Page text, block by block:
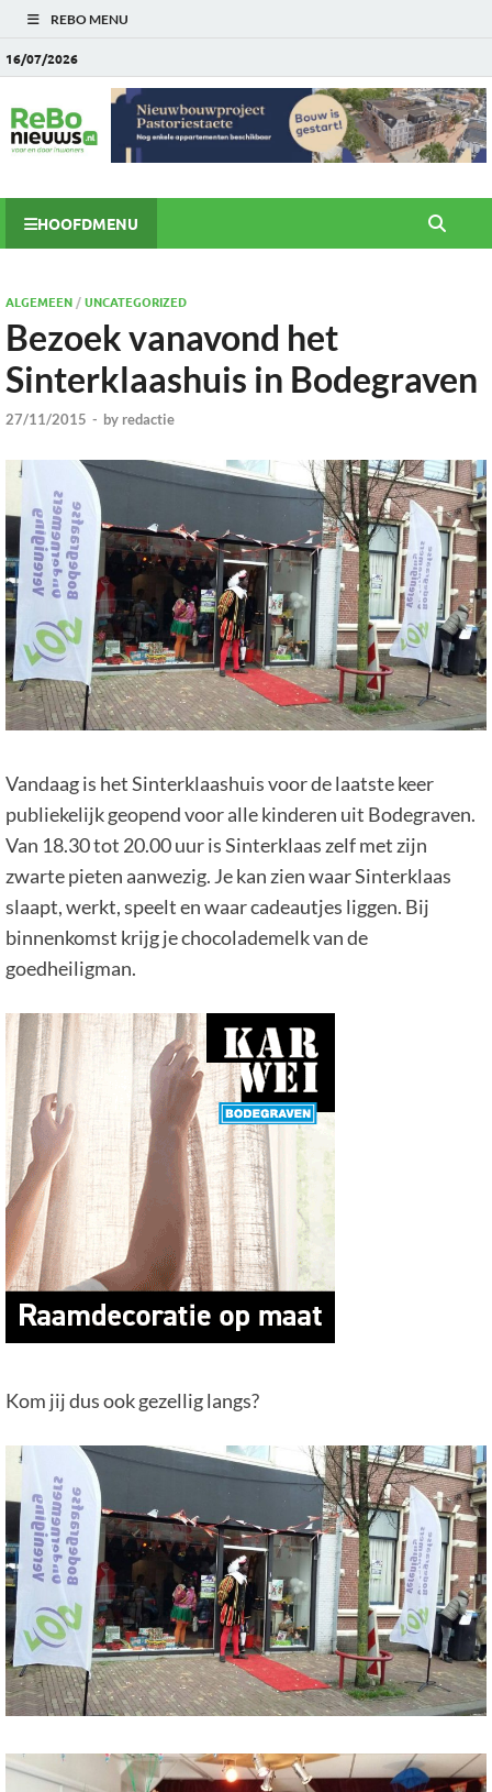
REBO MENU
16/07/2026
HOOFDMENU
ALGEMEEN/UNCATEGORIZED
Bezoek vanavond het
Sinterklaashuis in Bodegraven
27/11/2015 - by redactie
Vandaag is het Sinterklaashuis voor de laatste keer
publiekelijk geopend voor alle kinderen uit Bodegraven.
Van 18.30 tot 20.00 uur is Sinterklaas zelf met zijn
zwarte pieten aanwezig. Je kan zien waar Sinterklaas
slaapt, werkt, speelt en waar cadeautjes liggen. Bij
binnenkomst krijg je chocolademelk van de
goedheiligman.
Kom jij dus ook gezellig langs?